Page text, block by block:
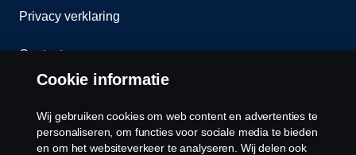
Privacy verklaring
Contact
Cookiebeleid
Cookie informatie
Wij gebruiken cookies om web content en advertenties te
personaliseren, om functies voor sociale media te bieden
en om het websiteverkeer te analyseren. Wij delen ook